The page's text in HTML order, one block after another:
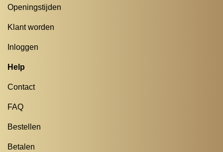
Openingstijden
Klant worden
Inloggen
Help
Contact
FAQ
Bestellen
Betalen